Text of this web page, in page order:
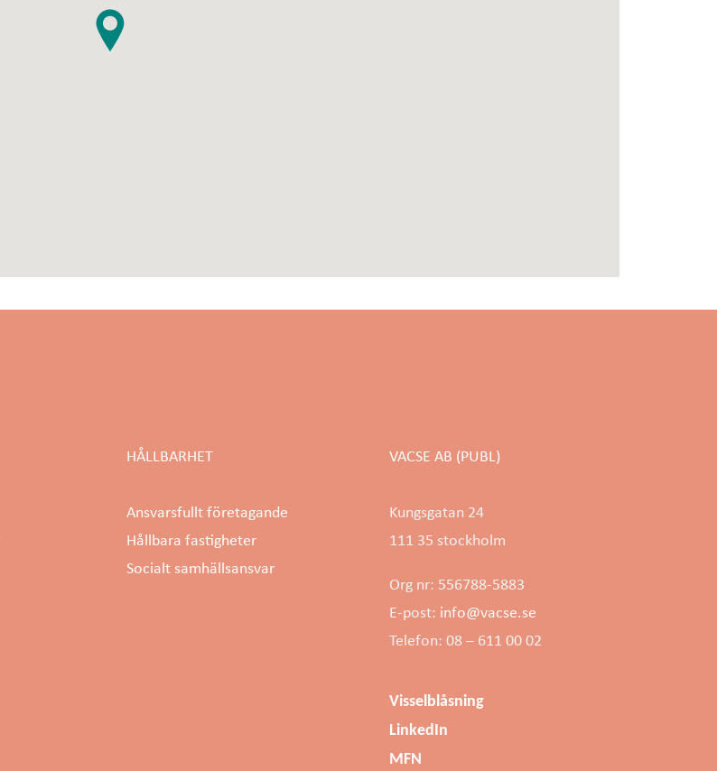
HÅLLBARHET
Ansvarsfullt företagande
Hållbara fastigheter
Socialt samhällsansvar
VACSE AB (PUBL)
Kungsgatan 24
111 35 stockholm
Org nr: 556788-5883
E-post: info@vacse.se
Telefon: 08 – 611 00 02
Visselblåsning
LinkedIn
MFN